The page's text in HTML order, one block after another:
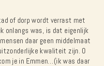
of dorp wordt verrast met
onlangs was, is dat eigenlijk
daar geen middelmaat
kwaliteit zijn. O
je in Emmen…(ik was daar